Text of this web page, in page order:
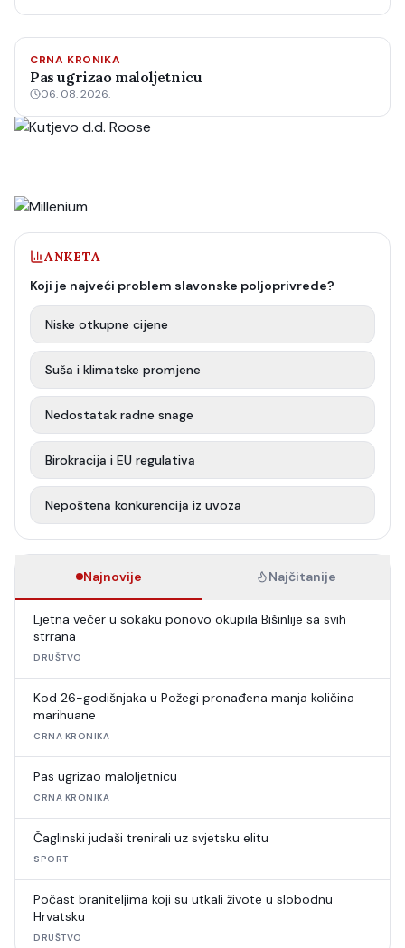
CRNA KRONIKA
Pas ugrizao maloljetnicu
06. 08. 2026.
ANKETA
Koji je najveći problem slavonske poljoprivrede?
Niske otkupne cijene
Suša i klimatske promjene
Nedostatak radne snage
Birokracija i EU regulativa
Nepoštena konkurencija iz uvoza
Najnovije Najčitanije
Ljetna večer u sokaku ponovo okupila Bišinlije sa svih
strrana
DRUŠTVO
Kod 26-godišnjaka u Požegi pronađena manja količina
marihuane
CRNA KRONIKA
Pas ugrizao maloljetnicu
CRNA KRONIKA
Čaglinski judaši trenirali uz svjetsku elitu
SPORT
Počast braniteljima koji su utkali živote u slobodnu
Hrvatsku
DRUŠTVO